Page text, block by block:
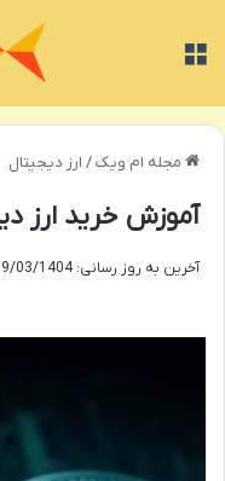
مجله ام ویک/ ارز دیجیتال
آموزش خرید ارز
آخرین به روز رسانی: 09/03/1404